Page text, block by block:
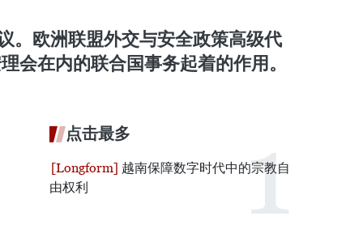
。欧洲联盟外交与安全政策高级代
会在内的联合国事务起着的作用。
点击最多
越南保障数字时代中的宗教自
由权利